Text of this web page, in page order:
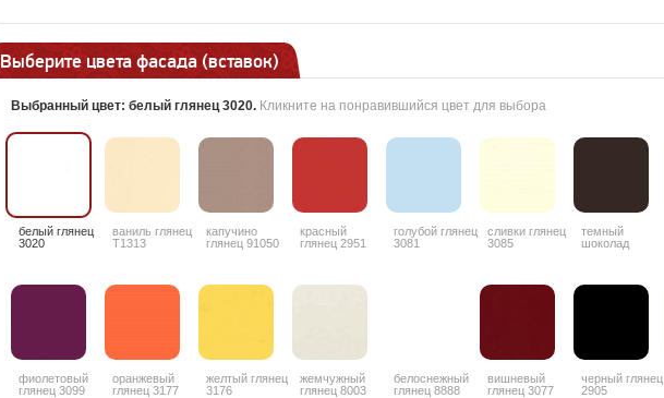
Выберите цвета фасада (вставок)
Выбранный цвет: белый глянец 3020. Кликните на понравившийся цвет для выбора
белый глянец
3020
ваниль глянец
T1313
капучино
глянец 91050
красный
глянец 2951
голубой глянец
3081
сливки глянец
3085
темный
шоколад
фиолетовый
глянец 3099
оранжевый
глянец 3177
желтый глянец
3176
жемчужный
глянец 8003
белоснежный
глянец 8888
вишневый
глянец 3077
черный глянец
2905